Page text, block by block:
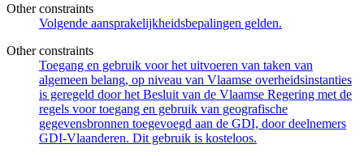
Other constraints
Volgende aansprakelijkheidsbepalingen gelden.
Other constraints
Toegang en gebruik voor het uitvoeren van taken van
algemeen belang, op niveau van Vlaamse overheidsinstanties
is geregeld door het Besluit van de Vlaamse Regering met de
regels voor toegang en gebruik van geografische
gegevensbronnen toegevoegd aan de GDI, door deelnemers
GDI-Vlaanderen. Dit gebruik is kosteloos.